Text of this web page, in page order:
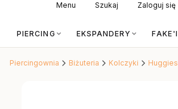
Menu Szukaj Zaloguj się
PIERCING EKSPANDERY FAKE'I
Piercingownia Biżuteria Kolczyki Huggies